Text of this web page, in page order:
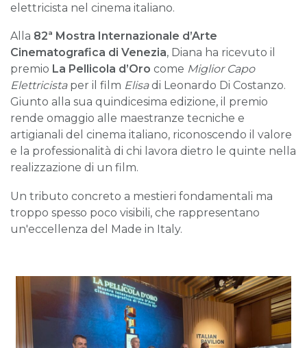
elettricista nel cinema italiano.
Alla 82ª Mostra Internazionale d’Arte
Cinematografica di Venezia, Diana ha ricevuto il
premio La Pellicola d’Oro come Miglior Capo
Elettricistaper il film Elisadi Leonardo Di Costanzo.
Giunto alla sua quindicesima edizione, il premio
rende omaggio alle maestranze tecniche e
artigianali del cinema italiano, riconoscendo il valore
e la professionalità di chi lavora dietro le quinte nella
realizzazione di un film.
Un tributo concreto a mestieri fondamentali ma
troppo spesso poco visibili, che rappresentano
un'eccellenza del Made in Italy.